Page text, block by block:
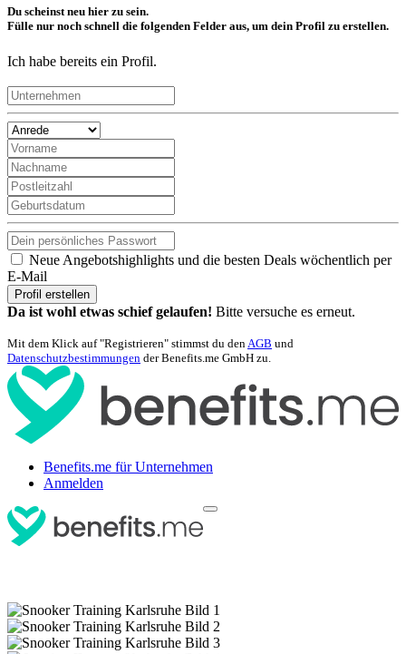
Du scheinst neu hier zu sein.
Fülle nur noch schnell die folgenden Felder aus, um dein Profil zu erstellen.
Ich habe bereits ein Profil.
Neue Angebotshighlights und die besten Deals wöchentlich per
E-Mail
Profil erstellen
Da ist wohl etwas schief gelaufen! Bitte versuche es erneut.
Mit dem Klick auf "Registrieren" stimmst du denAGB und
Datenschutzbestimmungen der Benefits.me GmbH zu.
Benefits.me für Unternehmen
Anmelden